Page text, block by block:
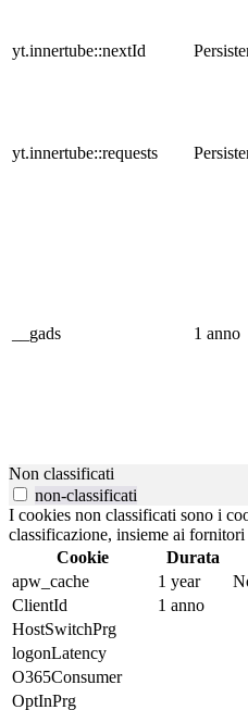
yt.innertube::nextId
yt.innertube::requests
__gads 1 anno
Non classificati
non-classificati
I cookies non classificati sono i
classificazione, insieme ai
Cookie
Durata
apw_cache
1 year
ClientId
1 anno
HostSwitchPrg
logonLatency
O365Consumer
OptInPrg